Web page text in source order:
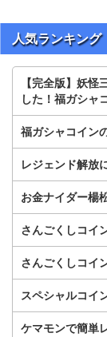
人気ランキング
【完全版】妖怪
した！福ガシャ
福ガシャコイン
レジェンド解放
お金ナイダー楊
さんごくしコイ
さんごくしコイ
スペシャルコイ
ケマモンで簡単